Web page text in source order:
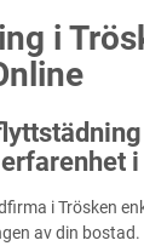
i
i Trösken
av din